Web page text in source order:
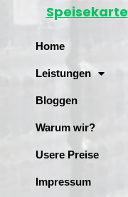
Speisekarte
Home
Leistungen
Bloggen
Warum wir?
Usere Preise
Impressum